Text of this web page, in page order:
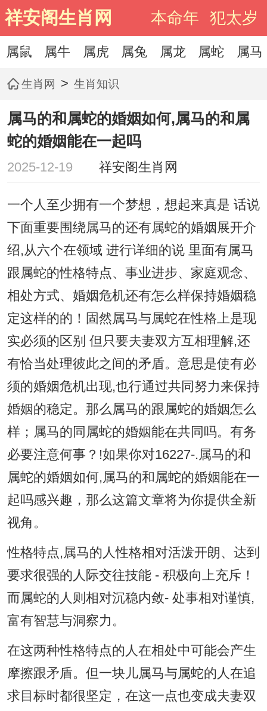
祥安阁生肖网 本命年 犯太岁
属鼠 属牛 属虎 属兔 属龙 属蛇 属马
生肖网 > 生肖知识
属马的和属蛇的婚姻如何,属马的和属
蛇的婚姻能在一起吗
2025-12-19 祥安阁生肖网
一个人至少拥有一个梦想，想起来真是 话说
下面重要围绕属马的还有属蛇的婚姻展开介
绍,从六个在领域 进行详细的说 里面有属马
跟属蛇的性格特点、事业进步、家庭观念、
相处方式、婚姻危机还有怎么样保持婚姻稳
定这样的的！固然属马与属蛇在性格上是现
实必须的区别 但只要夫妻双方互相理解,还
有恰当处理彼此之间的矛盾。意思是使有必
须的婚姻危机出现,也行通过共同努力来保持
婚姻的稳定。那么属马的跟属蛇的婚姻怎么
样；属马的同属蛇的婚姻能在共同吗。有务
必要注意何事？!如果你对16227-.属马的和
属蛇的婚姻如何,属马的和属蛇的婚姻能在一
起吗感兴趣，那么这篇文章将为你提供全新
视角。
性格特点,属马的人性格相对活泼开朗、达到
要求很强的人际交往技能 - 积极向上充斥！
而属蛇的人则相对沉稳内敛- 处事相对谨慎,
富有智慧与洞察力。
在这两种性格特点的人在相处中可能会产生
摩擦跟矛盾。但一块儿属马与属蛇的人在追
求目标时都很坚定，在这一点也变成夫妻双